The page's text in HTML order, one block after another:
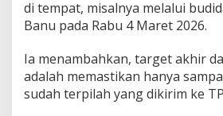
n
P
i
o
r
i
di tempat, misalnya melalui
Banu pada Rabu 4 Maret 2026.
​Ia menambahkan, target akhir
adalah memastikan hanya
sudah terpilah yang dikirim ke